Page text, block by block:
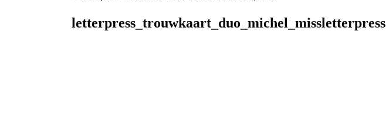
letterpress_trouwkaart_duo_michel_missletterpress